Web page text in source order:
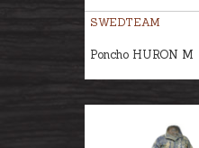
SWEDTEAM
Poncho HURON M